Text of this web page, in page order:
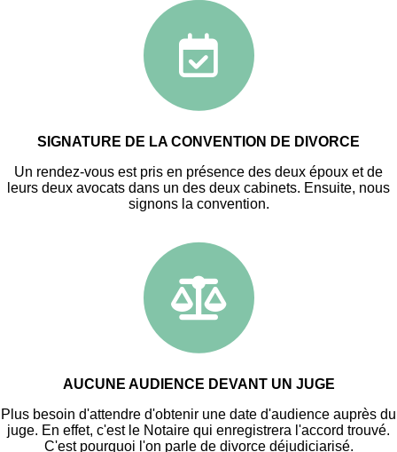
SIGNATURE DE LA CONVENTION DE DIVORCE
Un rendez-vous est pris en présence des deux époux et de
leurs deux avocats dans un des deux cabinets. Ensuite, nous
signons la convention.
AUCUNE AUDIENCE DEVANT UN JUGE
Plus besoin d'attendre d'obtenir une date d'audience auprès du
juge. En effet, c'est le Notaire qui enregistrera l'accord trouvé.
C'est pourquoi l'on parle de divorce déjudiciarisé.